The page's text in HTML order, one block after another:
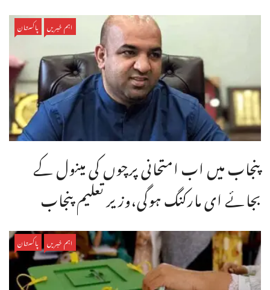
اہم خبریں پاکستان
پنجاب میں اب امتحانی پرچوں کی مینول کے
بجائے ای مارکنگ ہوگی،وزیر تعلیم پنجاب
اہم خبریں پاکستان